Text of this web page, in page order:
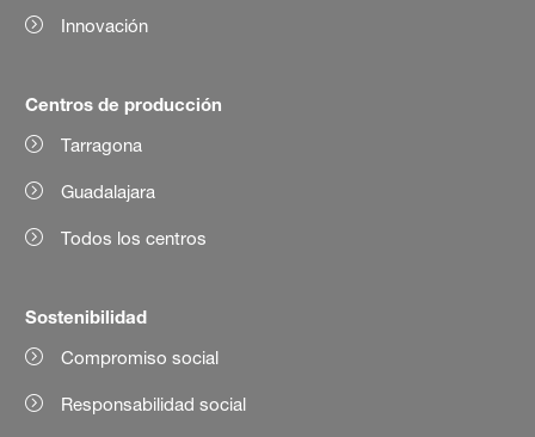
Innovación
Centros de producción
Tarragona
Guadalajara
Todos los centros
Sostenibilidad
Compromiso social
Responsabilidad social